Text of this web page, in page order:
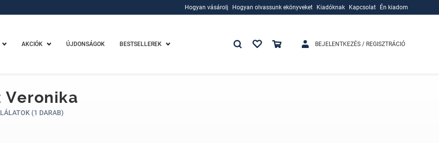
Hogyan vásárolj
Hogyan olvassunk ekönyveket
Kiadóknak
Kapcsolat Én kiadom
AKCIÓK ÚJDONSÁGOK BESTSELLEREK BEJELENTKEZÉS / REGISZTRÁCIÓ
Veronika
(1 DARAB)